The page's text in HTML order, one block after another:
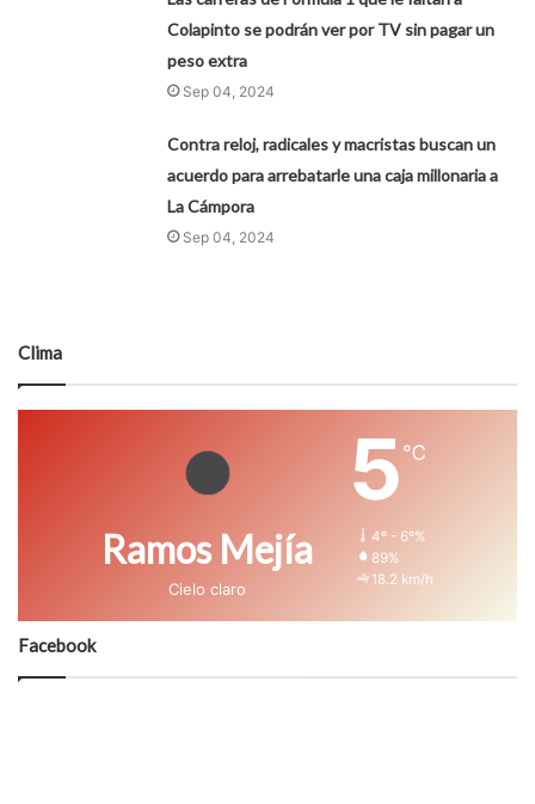
Colapinto se podrán ver por TV sin pagar un
peso extra
Sep 04, 2024
Contra reloj, radicales y macristas buscan un
acuerdo para arrebatarle una caja millonaria a
La Cámpora
Sep 04, 2024
Clima
Ramos Mejía
Cielo claro
5 ℃
4º - 6º%
89%
18.2 km/h
Facebook